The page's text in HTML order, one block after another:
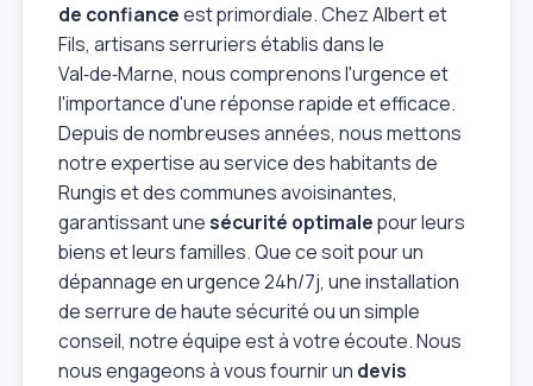
de confianceest primordiale. Chez Albert et
Fils, artisans serruriers établis dans le
Val‑de‑Marne, nous comprenons l'urgence et
l'importance d'une réponse rapide et efficace.
Depuis de nombreuses années, nous mettons
notre expertise au service des habitants de
Rungis et des communes avoisinantes,
garantissant unesécurité optimalepour leurs
biens et leurs familles. Que ce soit pour un
dépannage en urgence 24h/7j, une installation
de serrure de haute sécurité ou un simple
conseil, notre équipe est à votre écoute. Nous
nous engageons à vous fournir un devis